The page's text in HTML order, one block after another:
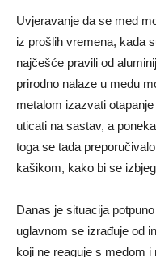
Uvjeravanje da se med
iz prošlih vremena, kada
najčešće pravili od
prirodno nalaze u medu
metalom izazvati
uticati na sastav, a
toga se tada
kašikom, kako bi se
Danas je situacija
uglavnom se izrađuje od
koji ne reaguje s medom